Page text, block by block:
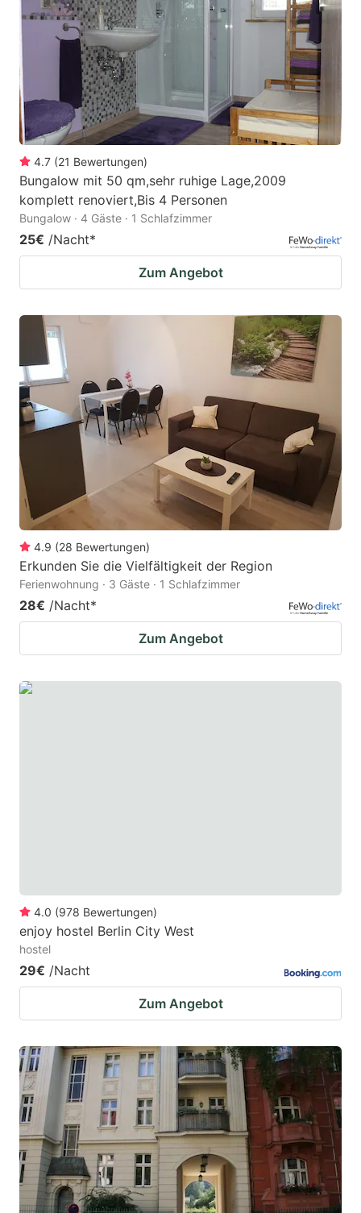
4.7 (21 Bewertungen)
Bungalow mit 50 qm,sehr ruhige Lage,2009
komplett renoviert,Bis 4 Personen
Bungalow · 4 Gäste · 1 Schlafzimmer
25€ /Nacht*
Zum Angebot
4.9 (28 Bewertungen)
Erkunden Sie die Vielfältigkeit der Region
Ferienwohnung · 3 Gäste · 1 Schlafzimmer
28€ /Nacht*
Zum Angebot
4.0 (978 Bewertungen)
enjoy hostel Berlin City West
hostel
29€ /Nacht
Zum Angebot